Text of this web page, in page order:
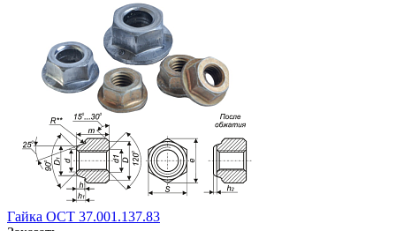
Гайка ОСТ 37.001.137.83